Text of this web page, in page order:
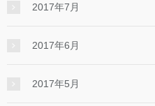
2017年7月
2017年6月
2017年5月